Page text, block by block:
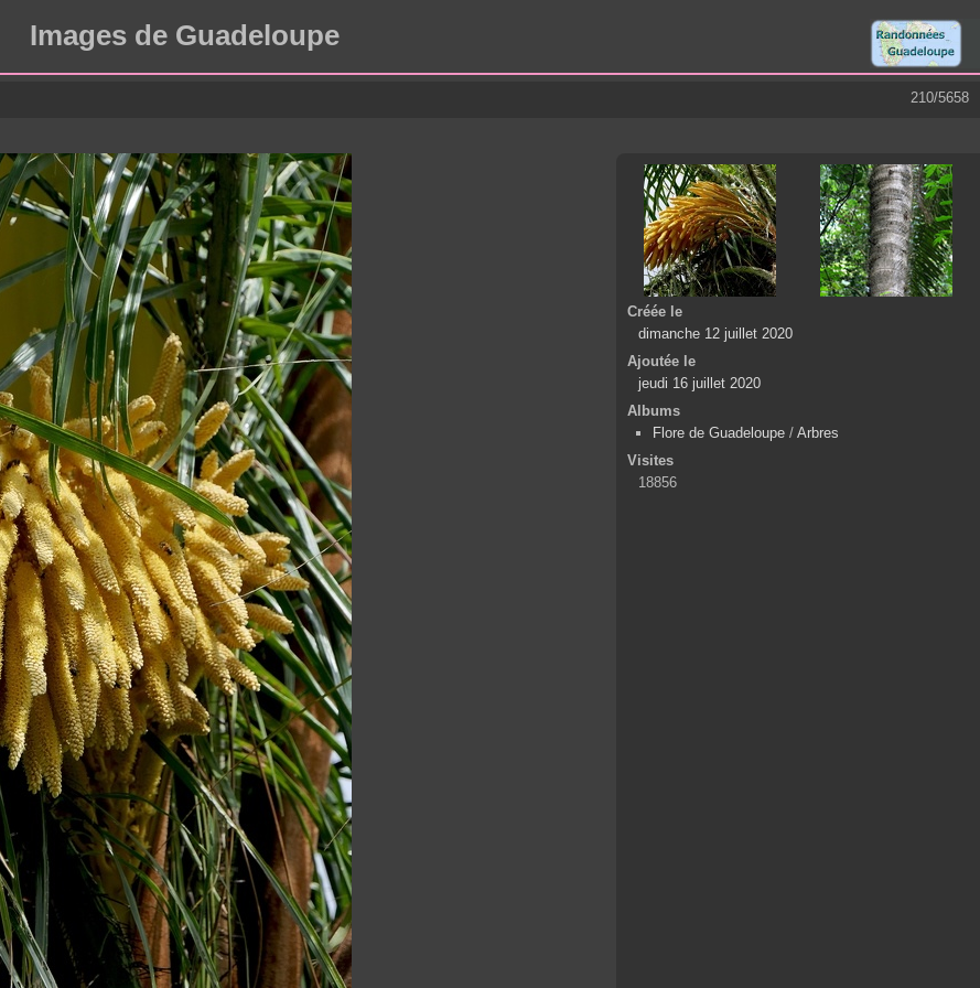
Images de Guadeloupe
210/5658
Créée le
dimanche 12 juillet 2020
Ajoutée le
jeudi 16 juillet 2020
Albums
Flore de Guadeloupe / Arbres
Visites
18856